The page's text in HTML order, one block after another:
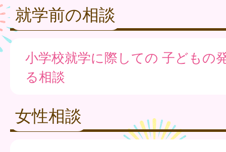
就学前の相談
小学校就学に際しての 子どもの
る相談
女性相談